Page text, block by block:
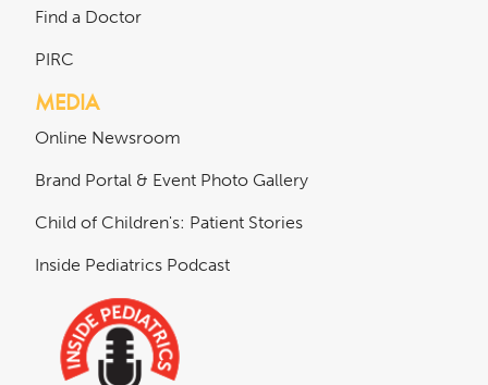
Find a Doctor
PIRC
MEDIA
Online Newsroom
Brand Portal & Event Photo Gallery
Child of Children's: Patient Stories
Inside Pediatrics Podcast